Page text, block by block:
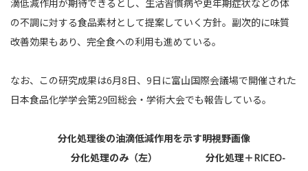
滴低減作用が期待できるとし、生活習慣病や更年期症状などの体
の不調に対する食品素材として提案していく方針。副次的に味質
改善効果もあり、完全食への利用も進めている。
なお、この研究成果は6月8日、9日に富山国際会議場で開催された
日本食品化学学会第29回総会・学術大会でも報告している。
分化処理後の油滴低減作用を示す明視野画像
分化処理のみ（左） 分化処理＋RICEO-